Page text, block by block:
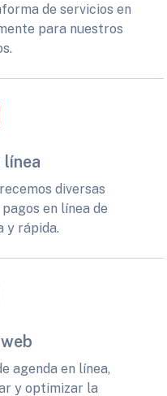
de servicios en
para nuestros
línea
diversas
en línea de
y rápida.
agenda en línea,
y optimizar la